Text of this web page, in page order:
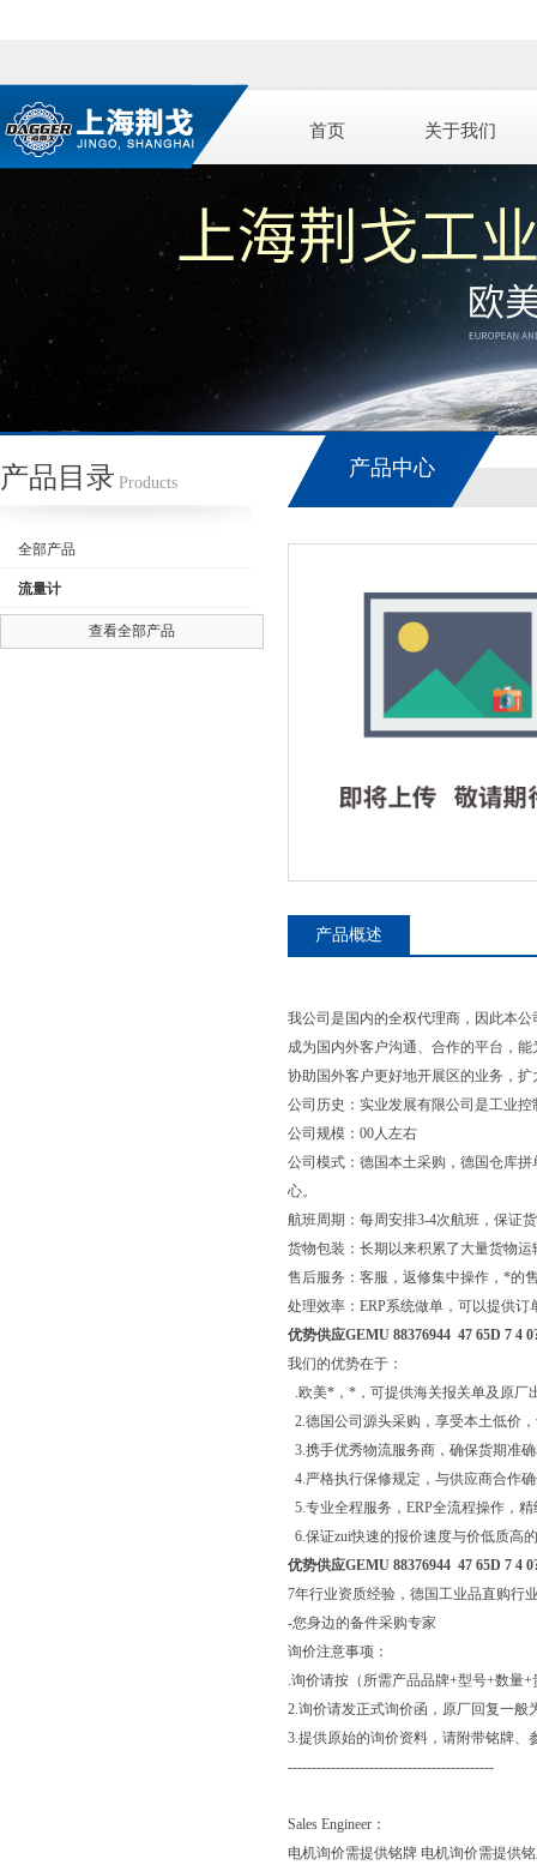
首页 关于我们
产品目录 Products
全部产品
流量计
查看全部产品
产品中心
产品概述
我公司是国内的全权代理商，因此本
成为国内外客户沟通、合作的平台，
协助国外客户更好地开展区的业务，
公司历史：实业发展有限公司是工业
公司规模：00人左右
公司模式：德国本土采购，德国仓库
心。
航班周期：每周安排3-4次航班，保证
货物包装：长期以来积累了大量货物
售后服务：客服，返修集中操作，*的
处理效率：ERP系统做单，可以提供订
优势供应GEMU 88376944 47 65D 7 4
我们的优势在于：
.欧美*，*，可提供海关报关单及原厂
2.德国公司源头采购，享受本土低价
3.携手优秀物流服务商，确保货期准
4.严格执行保修规定，与供应商合作
5.专业全程服务，ERP全流程操作，
6.保证zui快速的报价速度与价低质高
优势供应GEMU 88376944 47 65D 7 4
7年行业资质经验，德国工业品直购行
-您身边的备件采购专家
询价注意事项：
.询价请按（所需产品品牌+型号+数量
2.询价请发正式询价函，原厂回复一般
3.提供原始的询价资料，请附带铭牌、
-------------------------------------------
Sales Engineer：
电机询价需提供铭牌 电机询价需提供